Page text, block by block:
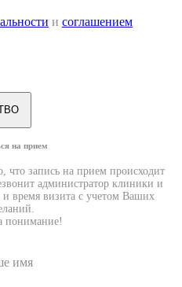
и соглашением
на прием
запись на прием происходит
администратор клиники и
и время визита с учетом Ваших
понимание!
имя